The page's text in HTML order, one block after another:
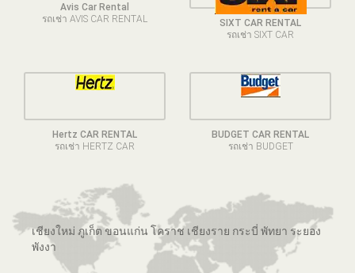
Avis Car Rental
รถเช่า AVIS CAR RENTAL
SIXT CAR RENTAL
รถเช่า SIXT CAR
Hertz CAR RENTAL
รถเช่า HERTZ CAR
BUDGET CAR RENTAL
รถเช่า BUDGET
เชียงใหม่ ภูเก็ต ขอนแก่น โคราช เชียงราย กระบี่ พัทยา ระยอง
พังงา